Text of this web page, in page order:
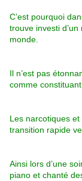
C’est pourquoi
trouve investi
monde.
Il n’est pas
comme
Les narcotiques
transition rapide
Ainsi lors d’une
piano et chanté